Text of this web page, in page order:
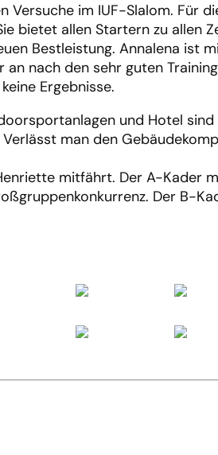
Versuche im IUF-Slalom. Für
bietet allen Startern zu allen
Bestleistung. Annalena ist
nach den sehr guten
Ergebnisse.
und Hotel
man den
mitfährt. Der A-
Der B-